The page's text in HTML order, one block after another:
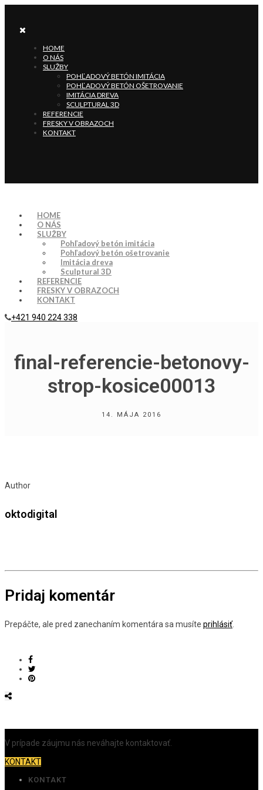
HOME
O NÁS
SLUŽBY
POHĽADOVÝ BETÓN IMITÁCIA
POHĽADOVÝ BETÓN OŠETROVANIE
IMITÁCIA DREVA
SCULPTURAL 3D
REFERENCIE
FRESKY V OBRAZOCH
KONTAKT
HOME
O NÁS
SLUŽBY
Pohľadový betón imitácia
Pohľadový betón ošetrovanie
Imitácia dreva
Sculptural 3D
REFERENCIE
FRESKY V OBRAZOCH
KONTAKT
+421 940 224 338
final-referencie-betonovy-
strop-kosice00013
14. MÁJA 2016
Author
oktodigital
Pridaj komentár
Prepáčte, ale pred zanechaním komentára sa musíte prihlásiť
V prípade záujmu nás neváhajte kontaktovať.
KONTAKT
KONTAKT